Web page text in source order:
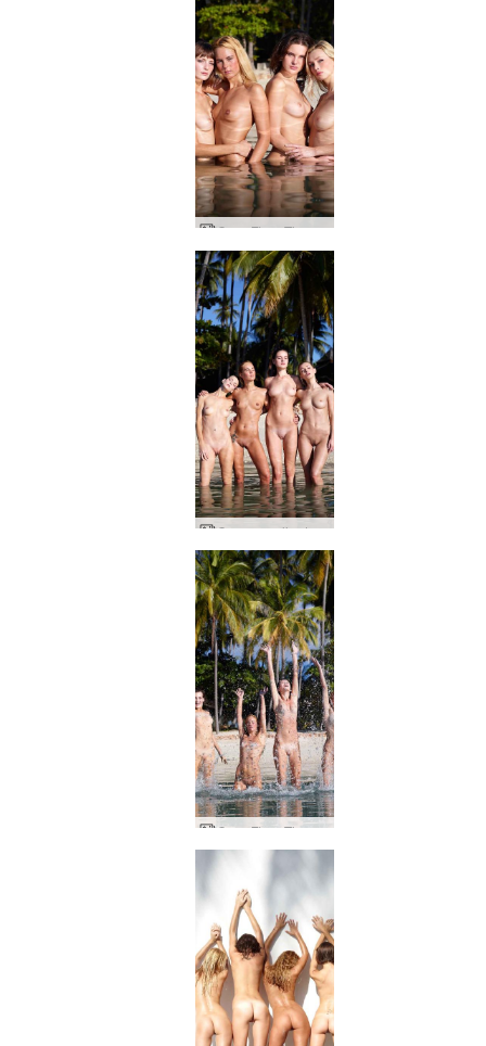
Coxy Flora Thea Zaika 4 divas
Corpos molhados de Coxy Flora Thea Zaika
Coxy Flora Thea Zaika grande respingo